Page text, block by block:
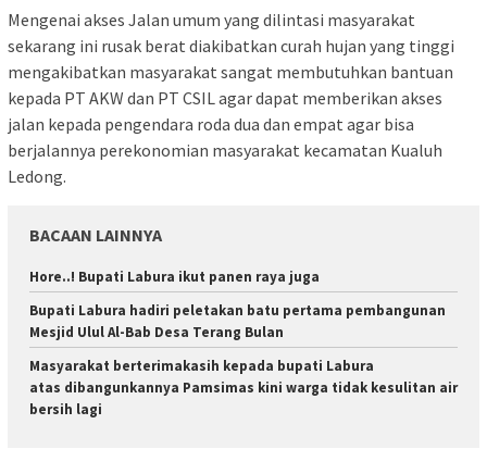
Mengenai akses Jalan umum yang dilintasi masyarakat
sekarang ini rusak berat diakibatkan curah hujan yang tinggi
mengakibatkan masyarakat sangat membutuhkan bantuan
kepada PT AKW dan PT CSIL agar dapat memberikan akses
jalan kepada pengendara roda dua dan empat agar bisa
berjalannya perekonomian masyarakat kecamatan Kualuh
Ledong.
BACAAN LAINNYA
Hore..! Bupati Labura ikut panen raya juga
Bupati Labura hadiri peletakan batu pertama pembangunan
Mesjid Ulul Al-Bab Desa Terang Bulan
Masyarakat berterimakasih kepada bupati Labura
atas dibangunkannya Pamsimas kini warga tidak kesulitan air
bersih lagi